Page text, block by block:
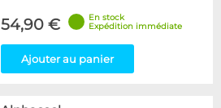
54,90 €
En stock
Expédition immédiate
Ajouter au panier